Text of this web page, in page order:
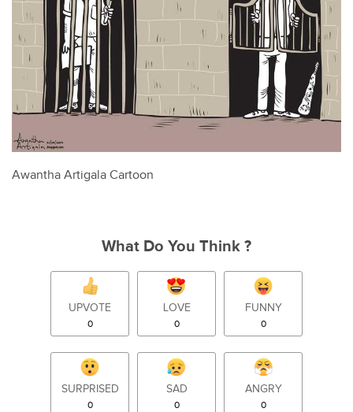
Awantha Artigala Cartoon
What Do You Think ?
UPVOTE
0
LOVE
0
FUNNY
0
SURPRISED
0
SAD
0
ANGRY
0